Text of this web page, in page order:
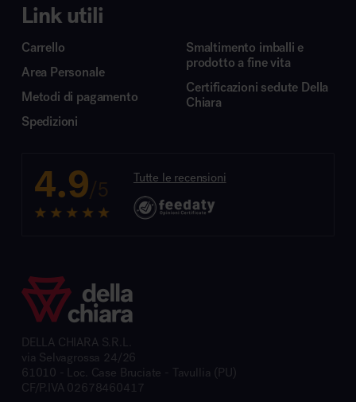
Link utili
Carrello
Area Personale
Metodi di pagamento
Spedizioni
Smaltimento imballi e
prodotto a fine vita
Certificazioni sedute Della
Chiara
4.9/5 Tutte le recensioni
DELLA CHIARA S.R.L.
via Selvagrossa 24/26
61010 - Loc. Case Bruciate - Tavullia (PU)
CF/P.IVA 02678460417